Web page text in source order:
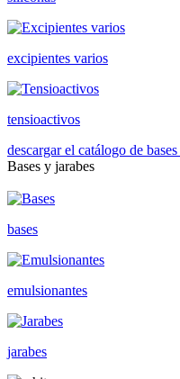
excipientes varios
tensioactivos
descargar el catálogo de bases
Bases y jarabes
bases
emulsionantes
jarabes